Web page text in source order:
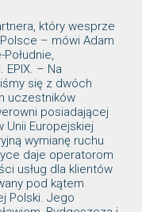
który wesprze
– mówi Adam
– Na
się z dwóch
uczestników
posiadającej
Europejskiej
wymianę ruchu
daje operatorom
usług dla klientów
pod kątem
Polski. Jego